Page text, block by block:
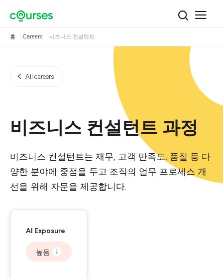
홈 Careers 비즈니스 컨설턴트
All careers
비즈니스 컨설턴트 과정
비즈니스 컨설턴트는 재무, 고객 만족도, 품질 등 다
양한 분야에 중점을 두고 조직의 업무 프로세스 개
선을 위해 자문을 제공합니다.
AI Exposure
높음